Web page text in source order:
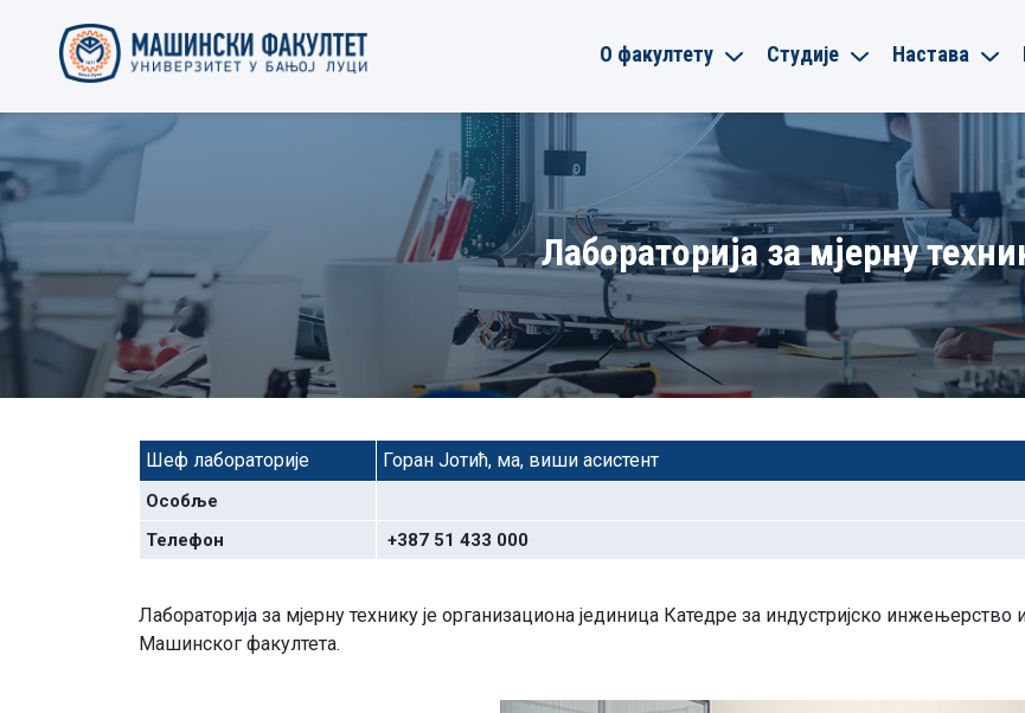
О факултету Студије Настава
Лабораторија за мјерну
Шеф лабораторије Горан Јотић, ма, виши асистент
Особље
Телефон
+387 51 433 000
Лабораторија за мјерну технику је организациона јединица Катедре за индустријско
Машинског факултета.